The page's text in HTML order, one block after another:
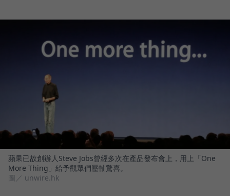
蘋果已故創辦人Steve Jobs曾經多次在產品發布會上，用上「One
More Thing」給予觀眾們壓軸驚喜。
圖／ unwire.hk